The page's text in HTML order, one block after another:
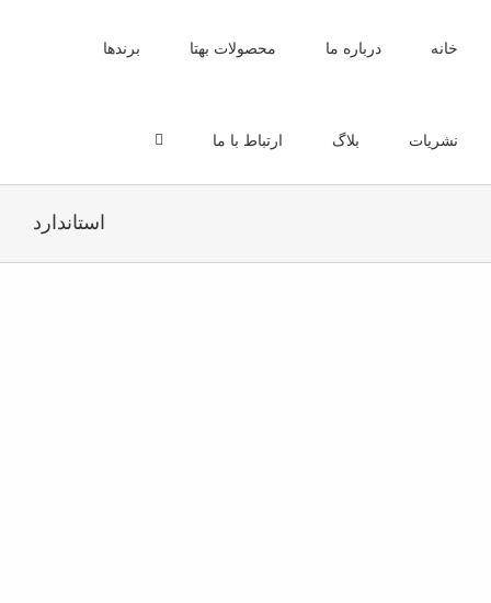
content
خانه درباره ما محصولات بهتا برندها
نشریات بلاگ ارتباط با ما
استاندارد